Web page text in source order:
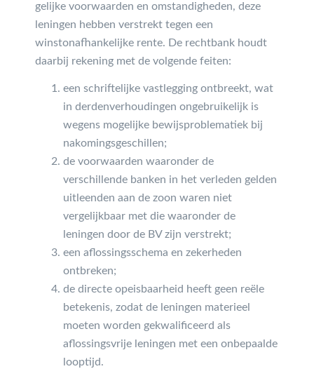
gelijke voorwaarden en omstandigheden, deze
leningen hebben verstrekt tegen een
winstonafhankelijke rente. De rechtbank houdt
daarbij rekening met de volgende feiten:
een schriftelijke vastlegging ontbreekt, wat
in derdenverhoudingen ongebruikelijk is
wegens mogelijke bewijsproblematiek bij
nakomingsgeschillen;
de voorwaarden waaronder de
verschillende banken in het verleden gelden
uitleenden aan de zoon waren niet
vergelijkbaar met die waaronder de
leningen door de BV zijn verstrekt;
een aflossingsschema en zekerheden
ontbreken;
de directe opeisbaarheid heeft geen reële
betekenis, zodat de leningen materieel
moeten worden gekwalificeerd als
aflossingsvrije leningen met een onbepaalde
looptijd.